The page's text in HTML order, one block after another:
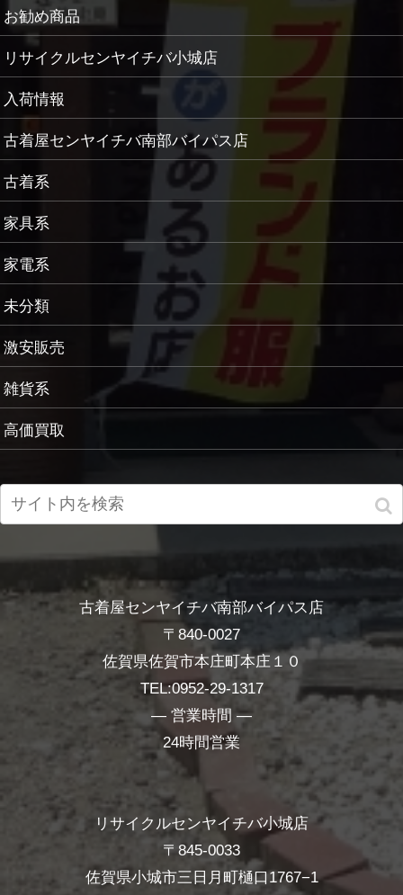
お勧め商品
リサイクルセンヤイチバ小城店
入荷情報
古着屋センヤイチバ南部バイパス店
古着系
家具系
家電系
未分類
激安販売
雑貨系
高価買取
古着屋センヤイチバ南部バイパス店
〒840-0027
佐賀県佐賀市本庄町本庄１０
TEL:0952-29-1317
― 営業時間 ―
24時間営業
リサイクルセンヤイチバ小城店
〒845-0033
佐賀県小城市三日月町樋口1767−1